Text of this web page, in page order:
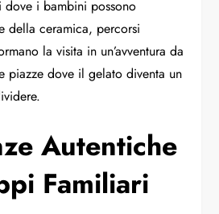
i bambini possono
della ceramica, percorsi
la visita in un’avventura da
piazze dove il gelato diventa un
Autentiche
Familiari